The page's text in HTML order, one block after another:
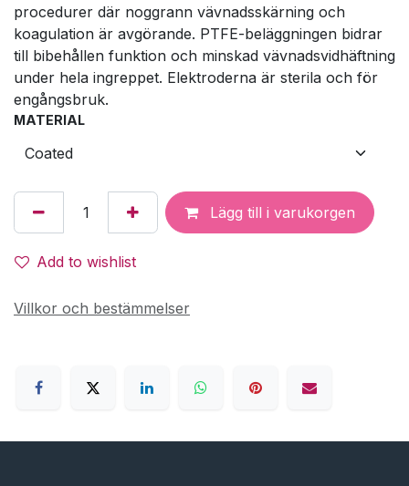
procedurer där noggrann vävnadsskärning och
koagulation är avgörande. PTFE-beläggningen bidrar
till bibehållen funktion och minskad vävnadsvidhäftning
under hela ingreppet. Elektroderna är sterila och för
engångsbruk.
MATERIAL
Lägg till i varukorgen
Add to wishlist
Villkor och bestämmelser